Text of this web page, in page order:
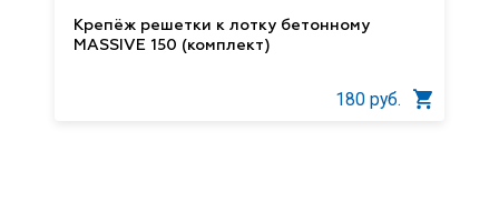
Крепёж решетки к лотку бетонному
MASSIVE 150 (комплект)
180 руб.